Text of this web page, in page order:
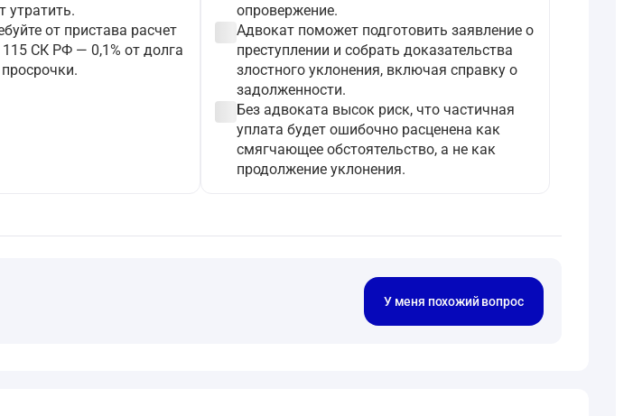
утратить.
от пристава расчет
115 СК РФ — 0,1% от долга
опровержение.
check_circleАдвокат поможет подготовить заявление о
преступлении и собрать доказательства
злостного уклонения, включая справку о
задолженности.
Без адвоката высок риск, что частичная
уплата будет ошибочно расценена как
смягчающее обстоятельство, а не как
продолжение уклонения.
У меня похожий вопрос